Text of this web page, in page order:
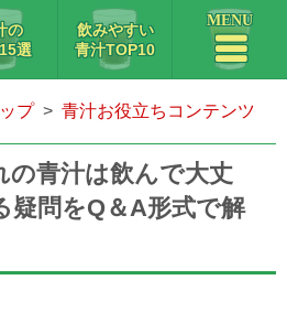
の
選
飲みやすい
青汁TOP10
MENU
プ 青汁お役立ちコンテンツ
の青汁は飲んで大丈
疑問をQ＆A形式で解